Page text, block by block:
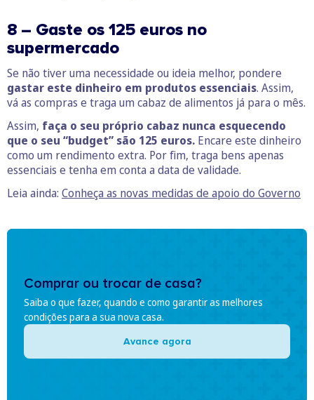
8 – Gaste os 125 euros no
supermercado
Se não tiver uma necessidade ou ideia melhor, pondere
gastar este dinheiro em produtos essenciais. Assim,
vá as compras e traga um cabaz de alimentos já para o mês.
Assim, faça o seu próprio cabaz nunca esquecendo
que o seu “budget” são 125 euros. Encare este dinheiro
como um rendimento extra. Por fim, traga bens apenas
essenciais e tenha em conta a data de validade.
Leia ainda: Conheça as novas medidas de apoio do Governo
Comprar ou trocar de casa?
Saiba o que fazer, quando e como garantir as melhores
condições para a sua nova casa.
Avance agora